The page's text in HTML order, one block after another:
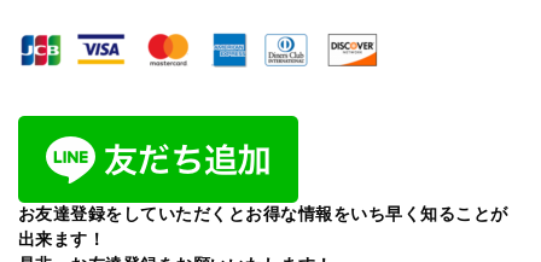
お友達登録をしていただくとお得な情報をいち早く知ることが
出来ます！